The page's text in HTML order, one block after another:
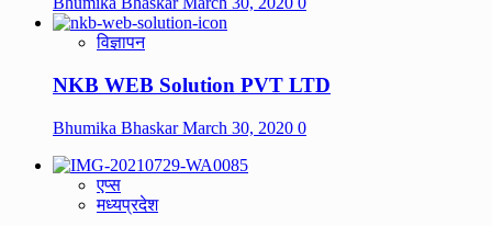
विज्ञापन
NKB WEB Solution PVT LTD
Bhumika BhaskarMarch 30, 2020 0
एप्स
मध्यप्रदेश